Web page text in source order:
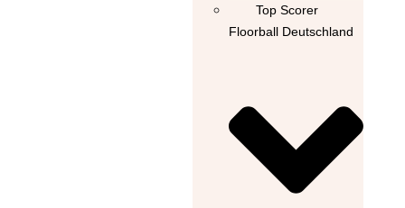
Top Scorer
Floorball Deutschland